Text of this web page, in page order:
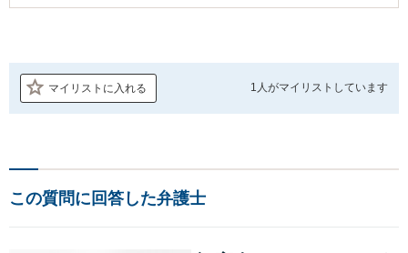
マイリストに入れる 1人がマイリストしています
この質問に回答した弁護士